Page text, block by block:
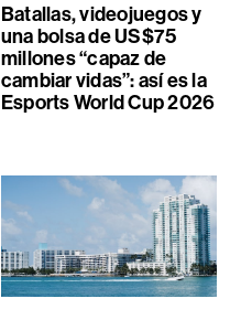
Batallas, videojuegos y
una bolsa de US$75
millones “capaz de
cambiar vidas”: así es la
Esports World Cup 2026